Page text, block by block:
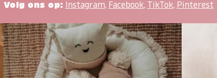
Volg ons op: Instagram, Facebook, TikTok, Pinterest